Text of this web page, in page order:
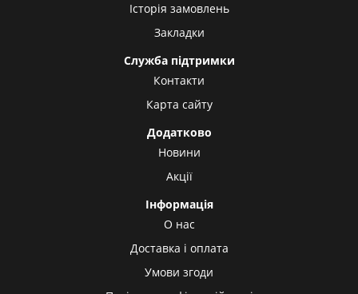
Історія замовлень
Закладки
Служба підтримки
Контакти
Карта сайту
Додатково
Новини
Акції
Інформація
О нас
Доставка і оплата
Умови згоди